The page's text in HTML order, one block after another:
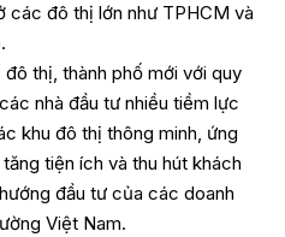
các đô thị lớn như TPHCM và
thị, thành phố mới với quy
nhà đầu tư nhiều tiềm lực
khu đô thị thông minh, ứng
tiện ích và thu hút khách
đầu tư của các doanh
Việt Nam.